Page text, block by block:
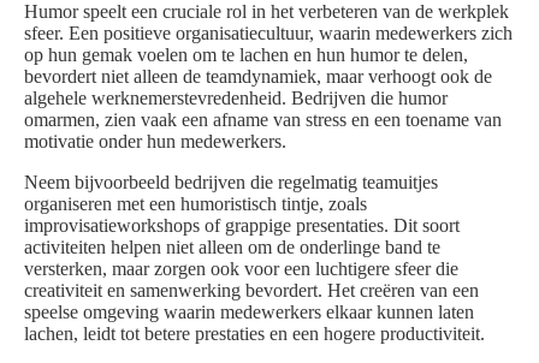
Humor speelt een cruciale rol in het verbeteren van de werkplek
sfeer. Een positieve organisatiecultuur, waarin medewerkers zich
op hun gemak voelen om te lachen en hun humor te delen,
bevordert niet alleen de teamdynamiek, maar verhoogt ook de
algehele werknemerstevredenheid. Bedrijven die humor
omarmen, zien vaak een afname van stress en een toename van
motivatie onder hun medewerkers.
Neem bijvoorbeeld bedrijven die regelmatig teamuitjes
organiseren met een humoristisch tintje, zoals
improvisatieworkshops of grappige presentaties. Dit soort
activiteiten helpen niet alleen om de onderlinge band te
versterken, maar zorgen ook voor een luchtigere sfeer die
creativiteit en samenwerking bevordert. Het creëren van een
speelse omgeving waarin medewerkers elkaar kunnen laten
lachen, leidt tot betere prestaties en een hogere productiviteit.